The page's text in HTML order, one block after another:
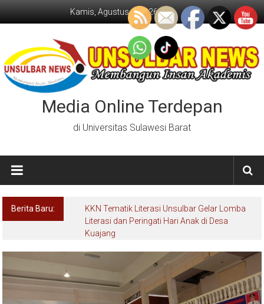
Kamis, Agustus 6, 2026
Media Online Terdepan
di Universitas Sulawesi Barat
Berita Baru:
KKN Tematik Literasi Unsulbar Gelar Lomba
Literasi dan Peringati Hari Anak di Desa
Kuajang